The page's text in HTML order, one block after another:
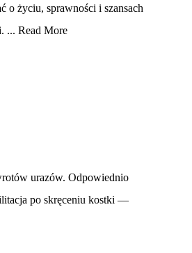
o życiu, sprawności i szansach
...Read More
urazów. Odpowiednio
po skręceniu kostki —